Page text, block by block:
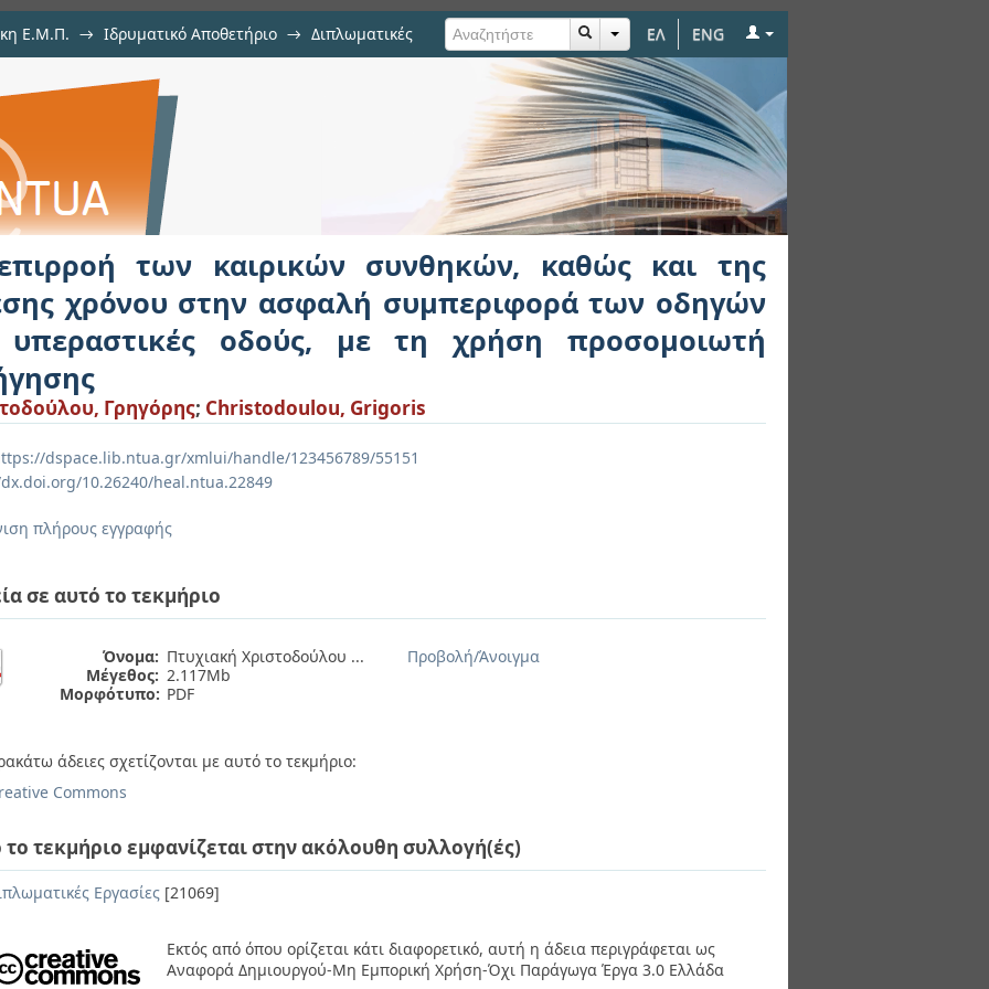
ΕΛ ENG
Ε.Μ.Π. → Ιδρυματικό Αποθετήριο → Διπλωματικές
συνθηκών, καθώς και της πίεσης χρόνου στην
των οδηγών σε υπεραστικές οδούς, με τη χρήση
των καιρικών συνθηκών, καθώς και της
χρόνου στην ασφαλή συμπεριφορά των οδηγών
οδούς, με τη χρήση προσομοιωτή
Γρηγόρης; Christodoulou, Grigoris
dspace.lib.ntua.gr/xmlui/handle/123456789/55151
10.26240/heal.ntua.22849
πλήρους εγγραφής
σε αυτό το τεκμήριο
Όνομα: Πτυχιακή Χριστοδούλου ...
Μέγεθος: 2.117Mb
Μορφότυπο: PDF
Προβολή/Άνοιγμα
άδειες σχετίζονται με αυτό το τεκμήριο:
Commons
το τεκμήριο εμφανίζεται στην ακόλουθη συλλογή(ές)
Εργασίες [21069]
Εκτός από όπου ορίζεται κάτι διαφορετικό, αυτή η άδεια περιγράφεται ως
Αναφορά Δημιουργού-Μη Εμπορική Χρήση-Όχι Παράγωγα Έργα 3.0 Ελλάδα